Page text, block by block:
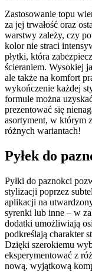
Zastosowanie topu
za jej trwałość oraz
warstwy zależy, czy
kolor nie straci
płytki, która
ścieraniem. Wysokiej
ale także na komfort
wykończenie każdej
formule można
prezentować się
asortyment, w którym
różnych wariantach!
Pyłek do
Pyłki do paznokci
stylizacji poprzez
aplikacji na
syrenki lub inne – w
dodatki umożliwiają
podkreślają charakter
Dzięki szerokiemu
eksperymentować z
nową, wyjątkową